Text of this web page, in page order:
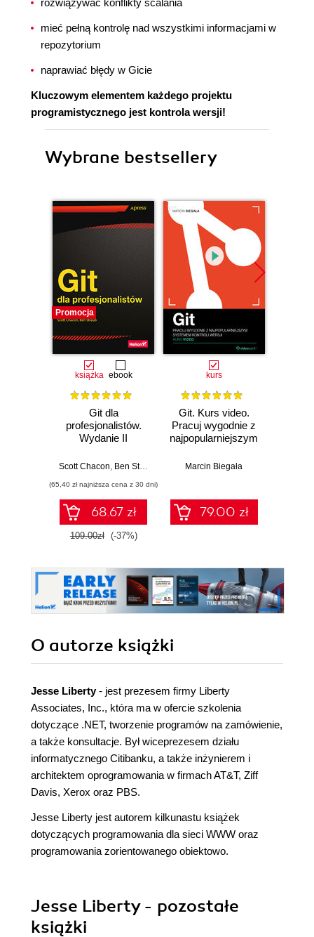
rozwiązywać konflikty scalania
mieć pełną kontrolę nad wszystkimi informacjami w
repozytorium
naprawiać błędy w Gicie
Kluczowym elementem każdego projektu
programistycznego jest kontrola wersji!
Wybrane bestsellery
Promocja
książka ebook
Git dla
profesjonalistów.
Wydanie II
Scott Chacon Ben Straub
(65,40 zł najniższa cena z 30 dni)
68.67 zł
109.00zł (-37%)
kurs
Git. Kurs video.
Pracuj wygodnie z
najpopularniejszym
wersji
Marcin Biegała
79.00 zł
O autorze książki
Jesse Liberty- jest prezesem firmy Liberty
Associates, Inc., która ma w ofercie szkolenia
dotyczące .NET, tworzenie programów na zamówienie,
a także konsultacje. Był wiceprezesem działu
informatycznego Citibanku, a także inżynierem i
architektem oprogramowania w firmach AT&T, Ziff
Davis, Xerox oraz PBS.
Jesse Liberty jest autorem kilkunastu książek
dotyczących programowania dla sieci WWW oraz
programowania zorientowanego obiektowo.
Jesse Liberty - pozostałe
książki